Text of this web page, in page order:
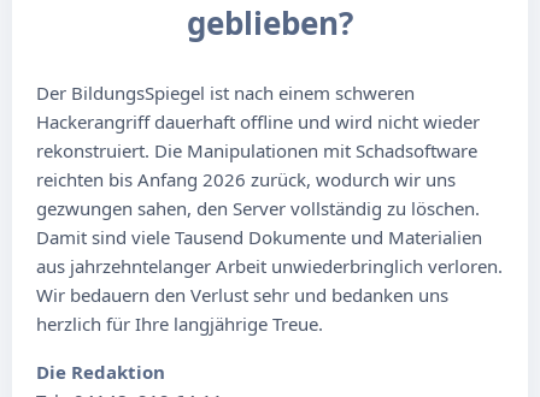
geblieben?
Der BildungsSpiegel ist nach einem schweren
Hackerangriff dauerhaft offline und wird nicht wieder
rekonstruiert. Die Manipulationen mit Schadsoftware
reichten bis Anfang 2026 zurück, wodurch wir uns
gezwungen sahen, den Server vollständig zu löschen.
Damit sind viele Tausend Dokumente und Materialien
aus jahrzehntelanger Arbeit unwiederbringlich verloren.
Wir bedauern den Verlust sehr und bedanken uns
herzlich für Ihre langjährige Treue.
Die Redaktion